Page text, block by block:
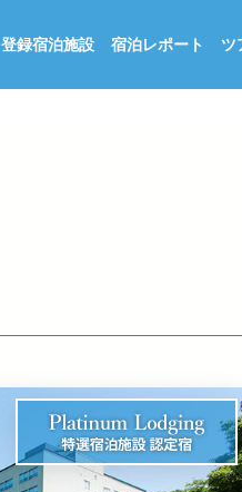
登録宿泊施設 宿泊レポート ツ